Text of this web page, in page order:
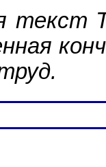
текст